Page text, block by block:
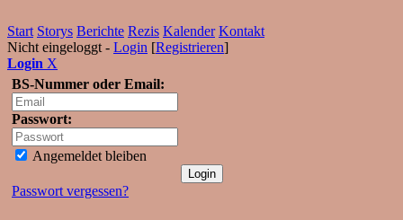
Start Storys Berichte Rezis Kalender Kontakt
Nicht eingeloggt - Login [Registrieren]
Login X
BS-Nummer oder Email:
Passwort:
Angemeldet bleiben
Passwort vergessen?